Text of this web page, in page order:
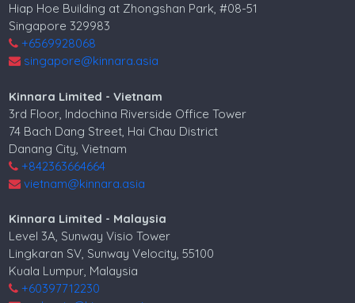
Hiap Hoe Building at Zhongshan Park, #08-51
Singapore 329983
+6569928068
singapore@kinnara.asia
Kinnara Limited - Vietnam
3rd Floor, Indochina Riverside Office Tower
74 Bach Dang Street, Hai Chau District
Danang City, Vietnam
+842363664664
vietnam@kinnara.asia
Kinnara Limited - Malaysia
Level 3A, Sunway Visio Tower
Lingkaran SV, Sunway Velocity, 55100
Kuala Lumpur, Malaysia
+60397712230